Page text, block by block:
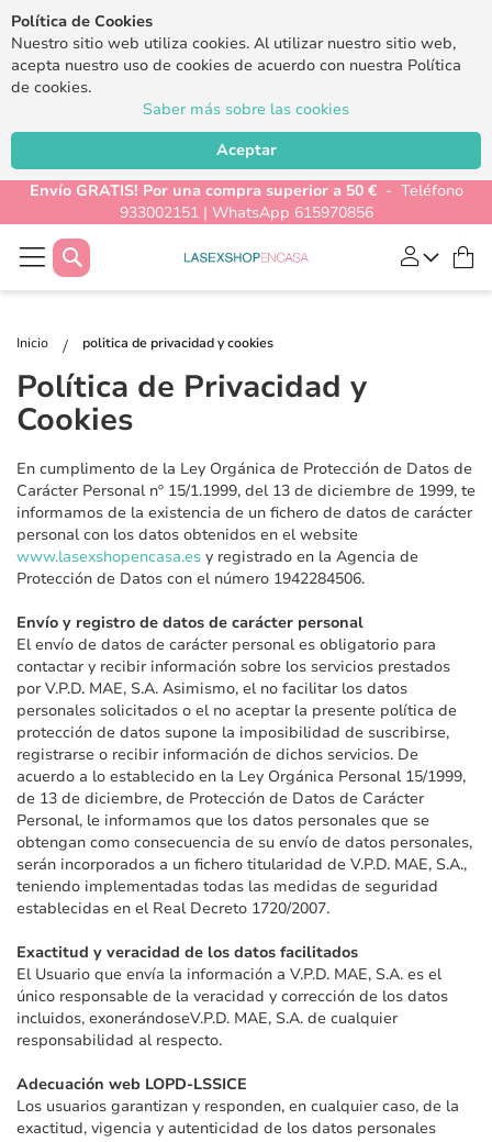
Política de Cookies
Nuestro sitio web utiliza cookies. Al utilizar nuestro sitio web,
acepta nuestro uso de cookies de acuerdo con nuestra Política
de cookies.
Saber más sobre las cookies
Aceptar
Envío GRATIS! Por una compra superior a 50 €- Teléfono
933002151 | WhatsApp 615970856
Buscar
Inicio politica de privacidad y cookies
Política de Privacidad y
Cookies
En cumplimento de la Ley Orgánica de Protección de Datos de
Carácter Personal nº 15/1.1999, del 13 de diciembre de 1999, te
informamos de la existencia de un fichero de datos de carácter
personal con los datos obtenidos en el website
www.lasexshopencasa.es y registrado en la Agencia de
Protección de Datos con el número 1942284506.
Envío y registro de datos de carácter personal
El envío de datos de carácter personal es obligatorio para
contactar y recibir información sobre los servicios prestados
por V.P.D. MAE, S.A. Asimismo, el no facilitar los datos
personales solicitados o el no aceptar la presente política de
protección de datos supone la imposibilidad de suscribirse,
registrarse o recibir información de dichos servicios. De
acuerdo a lo establecido en la Ley Orgánica Personal 15/1999,
de 13 de diciembre, de Protección de Datos de Carácter
Personal, le informamos que los datos personales que se
obtengan como consecuencia de su envío de datos personales,
serán incorporados a un fichero titularidad de V.P.D. MAE, S.A.,
teniendo implementadas todas las medidas de seguridad
establecidas en el Real Decreto 1720/2007.
Exactitud y veracidad de los datos facilitados
El Usuario que envía la información a V.P.D. MAE, S.A. es el
único responsable de la veracidad y corrección de los datos
incluidos, exonerándoseV.P.D. MAE, S.A. de cualquier
responsabilidad al respecto.
Adecuación web LOPD-LSSICE
Los usuarios garantizan y responden, en cualquier caso, de la
exactitud, vigencia y autenticidad de los datos personales